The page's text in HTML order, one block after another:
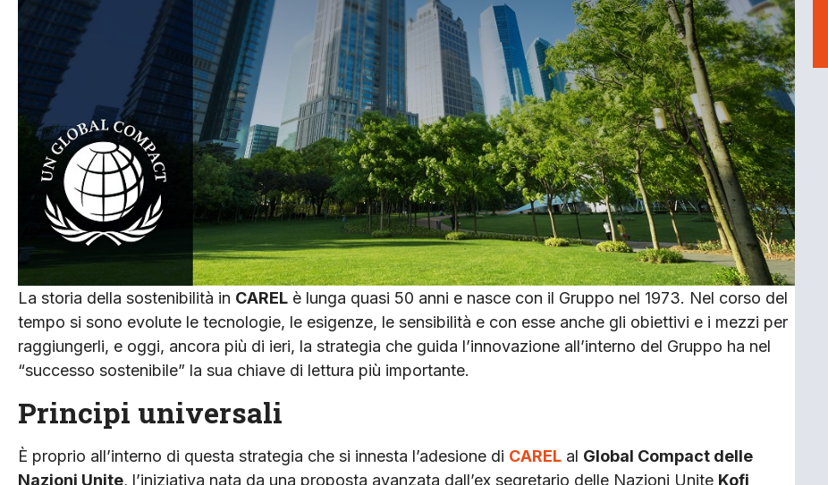
La storia della sostenibilità in CAREL è lunga quasi 50 anni e nasce con il Gruppo nel 1973. Nel corso del
tempo si sono evolute le tecnologie, le esigenze, le sensibilità e con esse anche gli obiettivi e i mezzi per
raggiungerli, e oggi, ancora più di ieri, la strategia che guida l’innovazione all’interno del Gruppo ha nel
“successo sostenibile” la sua chiave di lettura più importante.
Principi universali
È proprio all’interno di questa strategia che si innesta l’adesione di CAREL al Global Compact delle
Nazioni Unite, l’iniziativa nata da una proposta avanzata dall’ex segretario delle Nazioni Unite Kofi